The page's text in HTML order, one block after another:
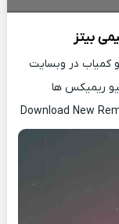
بیتز
کمیاب در وبسایت
ریمیکس ها
Download New